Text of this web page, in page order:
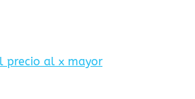
precio al x mayor